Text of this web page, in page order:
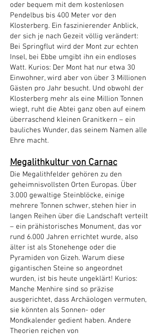
oder bequem mit dem kostenlosen
Pendelbus bis 400 Meter vor den
Klosterberg. Ein faszinierender Anblick,
der sich je nach Gezeit völlig verändert:
Bei Springflut wird der Mont zur echten
Insel, bei Ebbe umgibt ihn ein endloses
Watt. Kurios: Der Mont hat nur etwa 30
Einwohner, wird aber von über 3 Millionen
Gästen pro Jahr besucht. Und obwohl der
Klosterberg mehr als eine Million Tonnen
wiegt, ruht die Abtei ganz oben auf einem
überraschend kleinen Granitkern – ein
bauliches Wunder, das seinem Namen alle
Ehre macht.
Megalithkultur von Carnac
Die Megalithfelder gehören zu den
geheimnisvollsten Orten Europas. Über
3.000 gewaltige Steinblöcke, einige
mehrere Tonnen schwer, stehen hier in
langen Reihen über die Landschaft verteilt
– ein prähistorisches Monument, das vor
rund 6.000 Jahren errichtet wurde, also
älter ist als Stonehenge oder die
Pyramiden von Gizeh. Warum diese
gigantischen Steine so angeordnet
wurden, ist bis heute ungeklärt! Kurios:
Manche Menhire sind so präzise
ausgerichtet, dass Archäologen vermuten,
sie könnten als Sonnen- oder
Mondkalender gedient haben. Andere
Theorien reichen von